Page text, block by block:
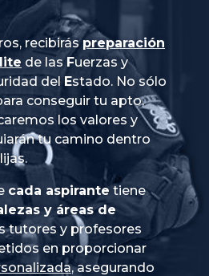
recibiráspreparación
de las Fuerzas y
del Estado. No sólo
conseguir tu apto,
los valores y
tu camino dentro
cada aspirante tiene
y áreas de
tutores y profesores
en proporcionar
, asegurando